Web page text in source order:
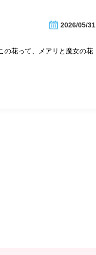
2026/05/31
の花って、メアリと魔女の花